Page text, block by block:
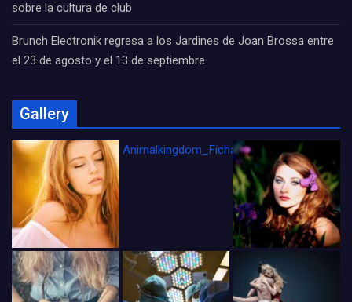
sobre la cultura de club
Brunch Electronik regresa a los Jardines de Joan Brossa entre
el 23 de agosto y el 13 de septiembre
Gallery
Animalkingdom_FichaCine